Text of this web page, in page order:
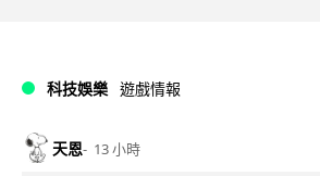
科技娛樂 遊戲情報
天恩 13 小時